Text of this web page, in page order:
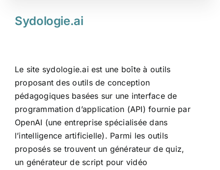
Sydologie.ai
Le site sydologie.ai est une boîte à outils
proposant des outils de conception
pédagogiques basées sur une interface de
programmation d’application (API) fournie par
OpenAI (une entreprise spécialisée dans
l’intelligence artificielle). Parmi les outils
proposés se trouvent un générateur de quiz,
un générateur de script pour vidéo